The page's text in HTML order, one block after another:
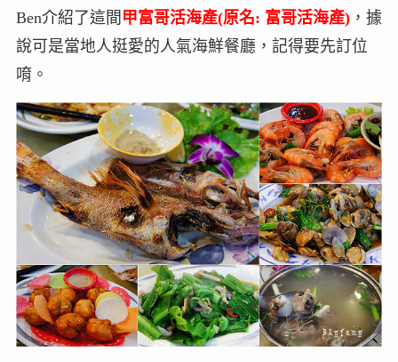
Ben介紹了這間 甲富哥活海產(原名: 富哥活海產)，據
說可是當地人挺愛的人氣海鮮餐廳，記得要先訂位
唷。